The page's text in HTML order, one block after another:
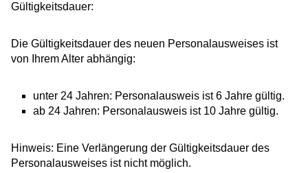
Gültigkeitsdauer:
Die Gültigkeitsdauer des neuen Personalausweises ist
von Ihrem Alter abhängig:
unter 24 Jahren: Personalausweis ist 6 Jahre gültig.
ab 24 Jahren: Personalausweis ist 10 Jahre gültig.
Hinweis: Eine Verlängerung der Gültigkeitsdauer des
Personalausweises ist nicht möglich.